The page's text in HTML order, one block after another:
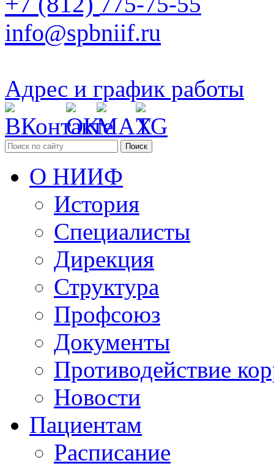
info@spbniif.ru
Адрес и график работы
Поиск
О НИИФ
История
Специалисты
Дирекция
Структура
Профсоюз
Документы
Противодействие
Новости
Пациентам
Расписание